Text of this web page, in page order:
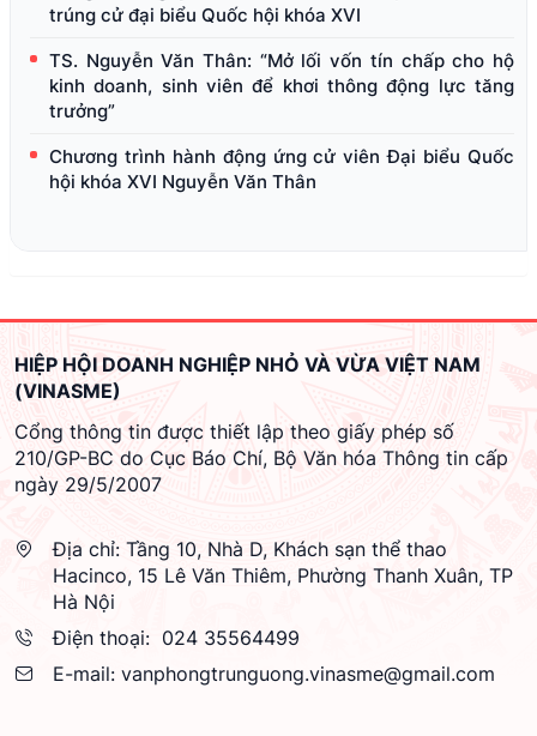
trúng cử đại biểu Quốc hội khóa XVI
TS. Nguyễn Văn Thân: “Mở lối vốn tín chấp cho hộ
kinh doanh, sinh viên để khơi thông động lực tăng
trưởng”
Chương trình hành động ứng cử viên Đại biểu Quốc
hội khóa XVI Nguyễn Văn Thân
HIỆP HỘI DOANH NGHIỆP NHỎ VÀ VỪA VIỆT NAM
(VINASME)
Cổng thông tin được thiết lập theo giấy phép số
210/GP-BC do Cục Báo Chí, Bộ Văn hóa Thông tin cấp
ngày 29/5/2007
Địa chỉ: Tầng 10, Nhà D, Khách sạn thể thao
Hacinco, 15 Lê Văn Thiêm, Phường Thanh Xuân, TP
Hà Nội
Điện thoại: 024 35564499
E-mail: vanphongtrunguong.vinasme@gmail.com